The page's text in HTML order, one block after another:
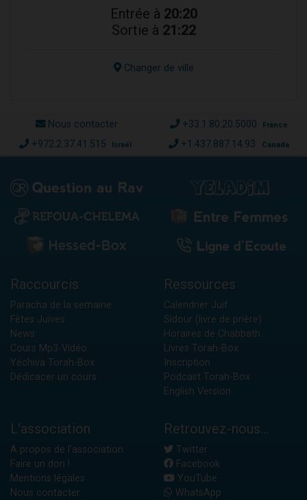
Entrée à 20:20
Sortie à 21:22
Changer de ville
Nous contacter +33.1.80.20.5000 France
+972.2.37.41.515 Israël +1.437.887.14.93 Canada
Raccourcis
Paracha de la semaine
Fêtes Juives
News
Cours Mp3-Vidéo
Yéchiva Torah-Box
Dédicacer un cours
Ressources
Calendrier Juif
Sidour (livre de prière)
Horaires de Chabbath
Livres Torah-Box
Inscription
Podcast Torah-Box
English Version
L'association
A propos de l'association
Faire un don !
Mentions légales
Nous contacter
Retrouvez-nous...
Twitter
Facebook
YouTube
WhatsApp